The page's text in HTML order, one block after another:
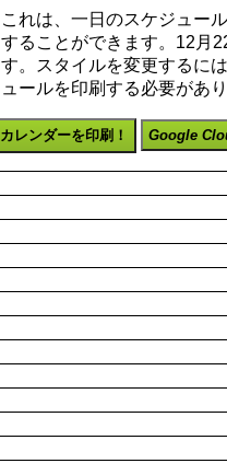
これは、一日のスケジュー
することができます。12月
す。スタイルを変更するに
ュールを印刷する必要があり
カレンダーを印刷！ Google